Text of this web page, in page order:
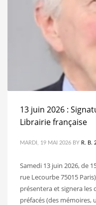
13 juin 2026 :
Librairie française
MARDI, 19 MAI 2026 BY R. B.
Samedi 13 juin 2026, de
rue Lecourbe 75015
présentera et signera les
préfacés (des mémoires,